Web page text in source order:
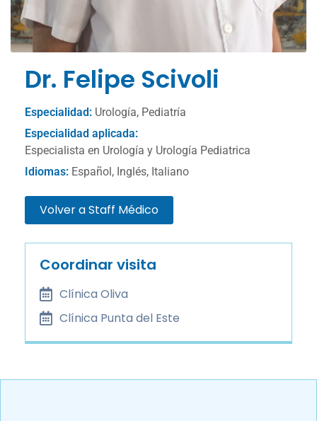
Dr. Felipe Scivoli
Especialidad: Urología, Pediatría
Especialidad aplicada:
Especialista en Urología y Urología Pediatrica
Idiomas: Español, Inglés, Italiano
Volver a Staff Médico
Coordinar visita
Clínica Oliva
Clínica Punta del Este